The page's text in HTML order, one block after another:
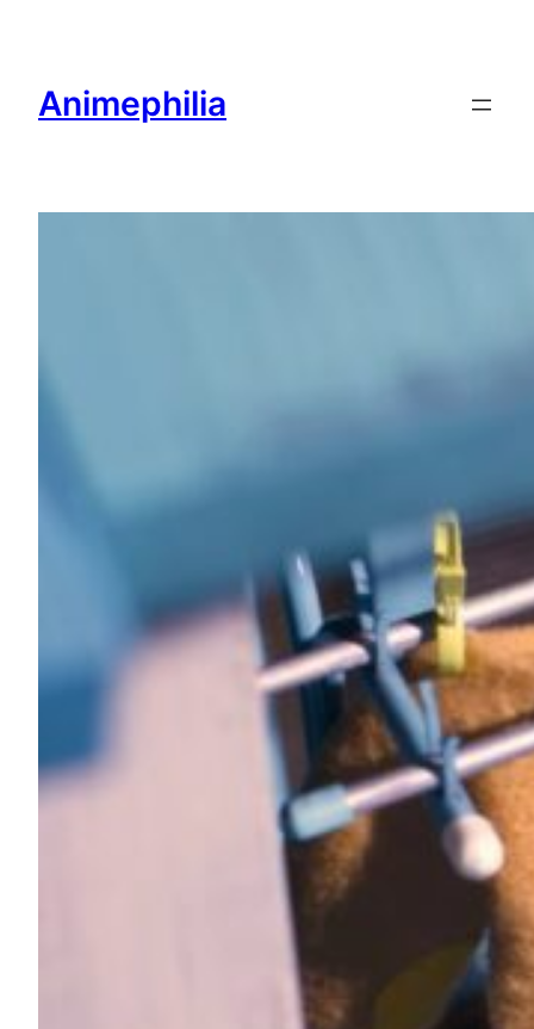
Animephilia